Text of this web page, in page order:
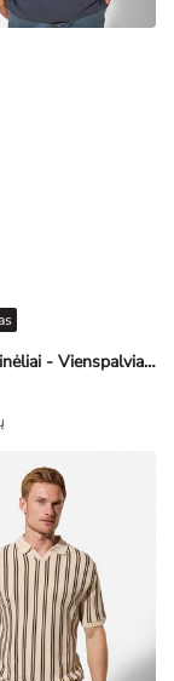
Polo marškinėliai - Vienspalviai - tamsiai mėlyna